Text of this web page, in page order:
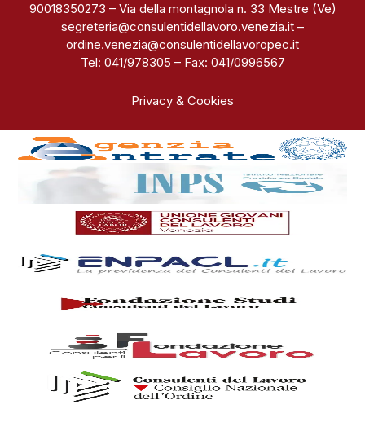
90018350273 – Via della montagnola n. 33 Mestre (Ve)
segreteria@consulentidellavoro.venezia.it –
ordine.venezia@consulentidellavoropec.it
Tel: 041/978305 – Fax: 041/0996567
Privacy & Cookies